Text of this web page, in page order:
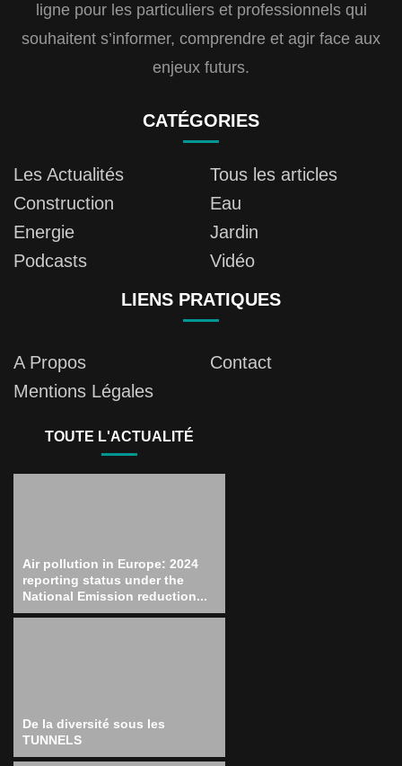
ligne pour les particuliers et professionnels qui
souhaitent s’informer, comprendre et agir face aux
enjeux futurs.
CATÉGORIES
Les Actualités
Tous les articles
Construction
Eau
Energie
Jardin
Podcasts
Vidéo
LIENS PRATIQUES
A Propos
Contact
Mentions Légales
TOUTE L'ACTUALITÉ
Air pollution in Europe: 2024
reporting status under the
National Emission reduction...
De la diversité sous les
TUNNELS